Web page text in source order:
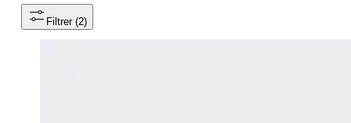
Filtrer (2)